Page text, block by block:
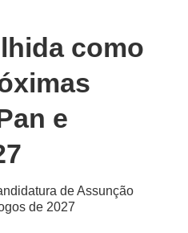
como
e
de Assunção
de 2027